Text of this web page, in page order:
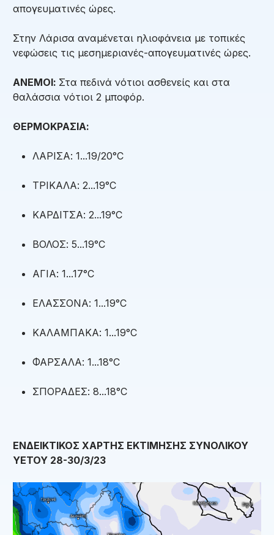
απογευματινές ώρες.
Στην Λάρισα αναμένεται ηλιοφάνεια με τοπικές
νεφώσεις τις μεσημεριανές-απογευματινές ώρες.
ΑΝΕΜΟΙ: Στα πεδινά νότιοι ασθενείς και στα
θαλάσσια νότιοι 2 μποφόρ.
ΘΕΡΜΟΚΡΑΣΙΑ:
ΛΑΡΙΣΑ: 1...19/20°C
ΤΡΙΚΑΛΑ: 2...19°C
ΚΑΡΔΙΤΣΑ: 2...19°C
ΒΟΛΟΣ: 5...19°C
ΑΓΙΑ: 1...17°C
ΕΛΑΣΣΟΝΑ: 1...19°C
ΚΑΛΑΜΠΑΚΑ: 1...19°C
ΦΑΡΣΑΛΑ: 1...18°C
ΣΠΟΡΑΔΕΣ: 8...18°C
ΕΝΔΕΙΚΤΙΚΟΣ ΧΑΡΤΗΣ ΕΚΤΙΜΗΣΗΣ ΣΥΝΟΛΙΚΟΥ
ΥΕΤΟΥ 28-30/3/23